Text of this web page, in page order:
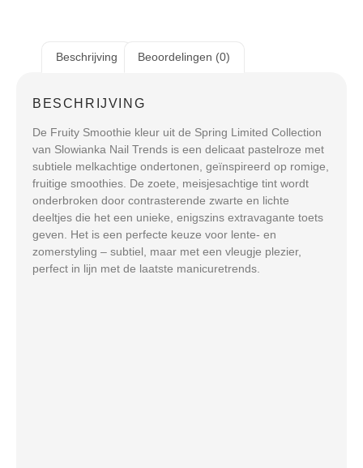
Beschrijving Beoordelingen (0)
BESCHRIJVING
De Fruity Smoothie kleur uit de Spring Limited Collection
van Slowianka Nail Trends is een delicaat pastelroze met
subtiele melkachtige ondertonen, geïnspireerd op romige,
fruitige smoothies. De zoete, meisjesachtige tint wordt
onderbroken door contrasterende zwarte en lichte
deeltjes die het een unieke, enigszins extravagante toets
geven. Het is een perfecte keuze voor lente- en
zomerstyling – subtiel, maar met een vleugje plezier,
perfect in lijn met de laatste manicuretrends.